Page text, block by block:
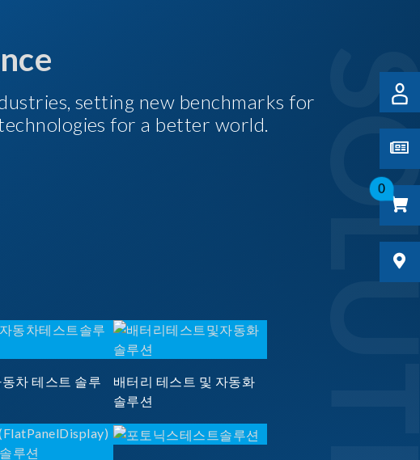
0
setting new benchmarks for
for a better world.
차 테스트 솔루
배터리 테스트 및 자동화
솔루션